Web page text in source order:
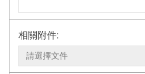
相關附件: